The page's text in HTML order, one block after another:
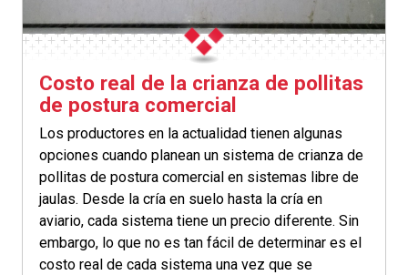
Costo real de la crianza de pollitas
de postura comercial
Los productores en la actualidad tienen algunas
opciones cuando planean un sistema de crianza de
pollitas de postura comercial en sistemas libre de
jaulas. Desde la cría en suelo hasta la cría en
aviario, cada sistema tiene un precio diferente. Sin
embargo, lo que no es tan fácil de determinar es el
costo real de cada sistema una vez que se